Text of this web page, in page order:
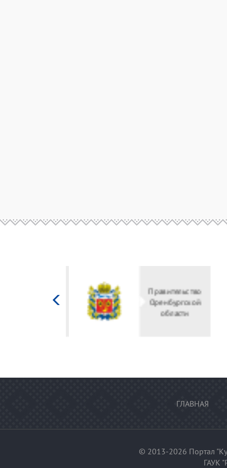
культуры
Российской
федерации
ГЛАВНАЯ
© 2013-2026 Портал
ГАУК